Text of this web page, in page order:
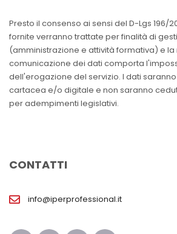
Presto il consenso ai sensi del D-Lgs 196/
fornite verranno trattate per finalità di
(amministrazione e attività formativa) e
comunicazione dei dati comporta
dell'erogazione del servizio. I dati
cartacea e/o digitale e non saranno
per adempimenti legislativi.
CONTATTI
info@iperprofessional.it